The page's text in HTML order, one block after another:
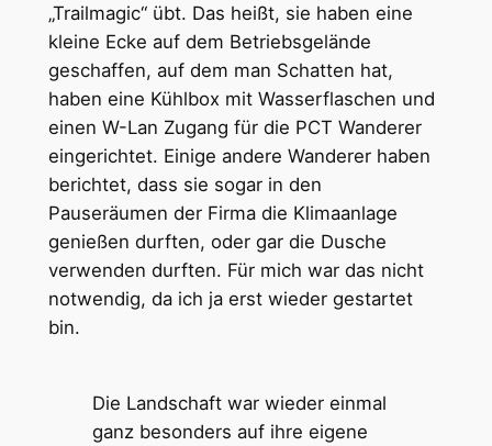
„Trailmagic“ übt. Das heißt, sie haben eine
kleine Ecke auf dem Betriebsgelände
geschaffen, auf dem man Schatten hat,
haben eine Kühlbox mit Wasserflaschen und
einen W-Lan Zugang für die PCT Wanderer
eingerichtet. Einige andere Wanderer haben
berichtet, dass sie sogar in den
Pauseräumen der Firma die Klimaanlage
genießen durften, oder gar die Dusche
verwenden durften. Für mich war das nicht
notwendig, da ich ja erst wieder gestartet
bin.
Die Landschaft war wieder einmal
ganz besonders auf ihre eigene